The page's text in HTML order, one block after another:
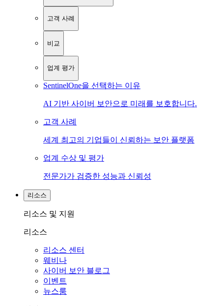
고객 사례
비교
업계 평가
SentinelOne을 선택하는 이유
AI 기반 사이버 보안으로 미래를 보호합니다.
고객 사례
세계 최고의 기업들이 신뢰하는 보안 플랫폼
업계 수상 및 평가
전문가가 검증한 성능과 신뢰성
리소스
리소스 및 지원
리소스
리소스 센터
웨비나
사이버 보안 블로그
이벤트
뉴스룸